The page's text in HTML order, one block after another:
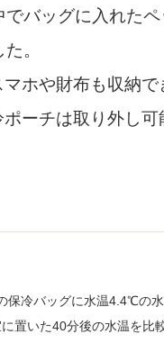
バッグに入れた
。
ホや財布も収納で
ーチは取り外し
保冷バッグに水温4.4℃の
置いた40分後の水温を比